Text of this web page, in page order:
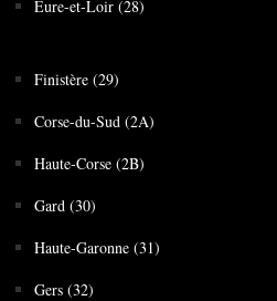
Eure-et-Loir (28)
Finistère (29)
Corse-du-Sud (2A)
Haute-Corse (2B)
Gard (30)
Haute-Garonne (31)
Gers (32)